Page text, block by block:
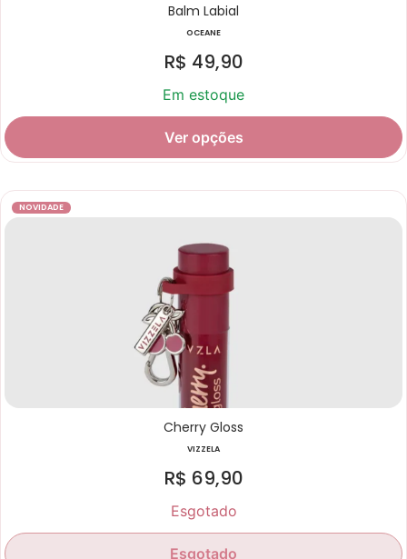
Balm Labial
OCEANE
R$ 49,90
Em estoque
Ver opções
NOVIDADE
Cherry Gloss
VIZZELA
R$ 69,90
Esgotado
Esgotado